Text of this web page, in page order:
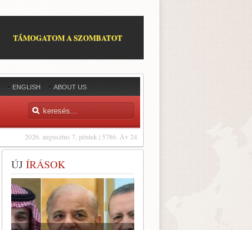
TÁMOGATOM A SZOMBATOT
ENGLISH ABOUT US
2026. augusztus 7, péntek | 5786. Áv 24
ÚJ ÍRÁSOK